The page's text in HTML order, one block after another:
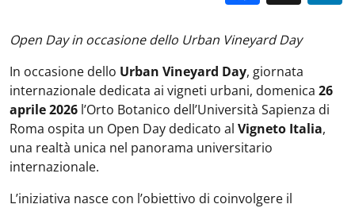
Open Day in occasione dello Urban Vineyard Day
In occasione dello Urban Vineyard Day, giornata
internazionale dedicata ai vigneti urbani, domenica 26
aprile 2026 l’Orto Botanico dell’Università Sapienza di
Roma ospita un Open Day dedicato al Vigneto Italia,
una realtà unica nel panorama universitario
internazionale.
L’iniziativa nasce con l’obiettivo di coinvolgere il